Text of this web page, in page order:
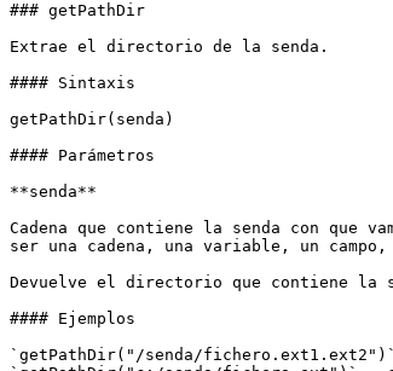
### getPathDir
Extrae el directorio de la senda.
#### Sintaxis
getPathDir(senda)
#### Parámetros
**senda**
Cadena que contiene la senda con que
ser una cadena, una variable, un
Devuelve el directorio que contiene la
#### Ejemplos
`getPathDir("/senda/